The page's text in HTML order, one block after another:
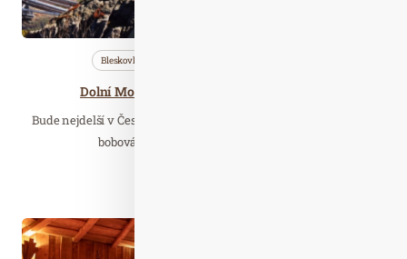
Bleskovky
Dolní Morava v létě otevře bobovou dráhu,
Bude nejdelší v České republice a druhá nejdelší v Evropě. Nová
bobová dráha na Dolní Moravě otevře…